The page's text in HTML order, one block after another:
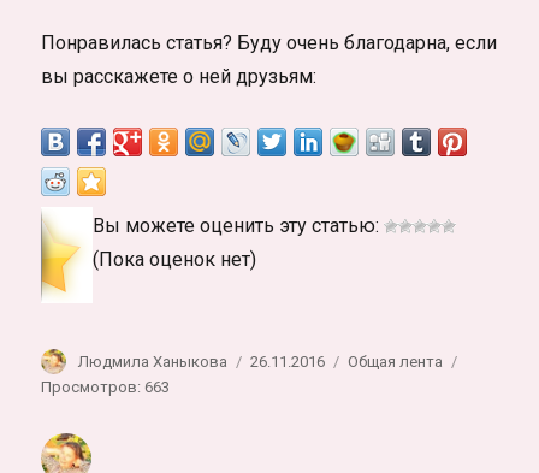
Понравилась статья? Буду очень благодарна, если
вы расскажете о ней друзьям:
Вы можете оценить эту статью:
(Пока оценок нет)
Автор
Людмила Ханыкова Опубликовано
26.11.2016 Рубрики
Общая лента
Просмотров: 663